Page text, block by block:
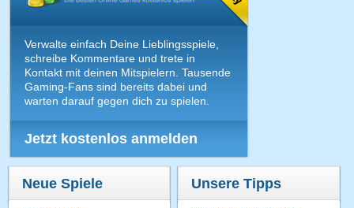
Verwalte einfach Deine Lieblingsspiele,
schreibe Kommentare und trete in
Kontakt mit deinen Mitspielern. Tausende
Gaming-Fans sind bereits dabei und
warten darauf gegen dich zu spielen.
Jetzt kostenlos anmelden
Neue Spiele Unsere Tipps